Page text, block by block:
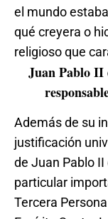
el mundo
qué creyera o
religioso que
Juan Pablo II
Además de su
justificación
de Juan Pablo
particular
Tercera